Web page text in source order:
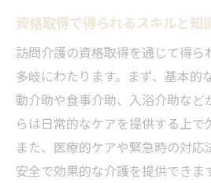
資格取得で得られるスキルと知
訪問介護の資格取得を通じて得ら
多岐にわたります。まず、基本的
動介助や食事介助、入浴介助など
らは日常的なケアを提供する上で
また、医療的ケアや緊急時の対応
安全で効果的な介護を提供できま